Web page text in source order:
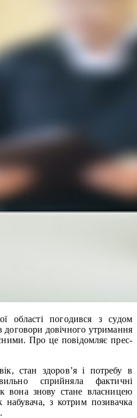
області погодився з судом
договори довічного утримання
Про це повідомляє прес-
стан здоров’я і потребу в
сприйняла фактичні
вона знову стане власницею
з котрим позивачка